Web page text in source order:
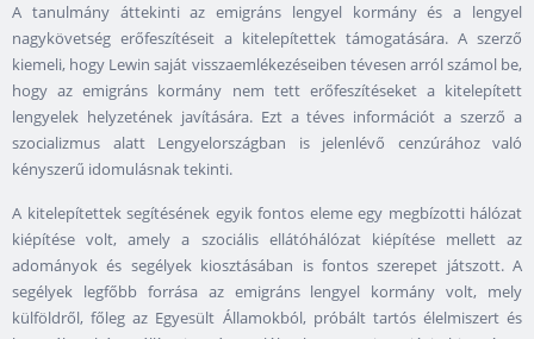
A tanulmány áttekinti az emigráns lengyel kormány és a lengyel
nagykövetség erőfeszítéseit a kitelepítettek támogatására. A szerző
kiemeli, hogy Lewin saját visszaemlékezéseiben tévesen arról számol be,
hogy az emigráns kormány nem tett erőfeszítéseket a kitelepített
lengyelek helyzetének javítására. Ezt a téves információt a szerző a
szocializmus alatt Lengyelországban is jelenlévő cenzúrához való
kényszerű idomulásnak tekinti.
A kitelepítettek segítésének egyik fontos eleme egy megbízotti hálózat
kiépítése volt, amely a szociális ellátóhálózat kiépítése mellett az
adományok és segélyek kiosztásában is fontos szerepet játszott. A
segélyek legfőbb forrása az emigráns lengyel kormány volt, mely
külföldről, főleg az Egyesült Államokból, próbált tartós élelmiszert és